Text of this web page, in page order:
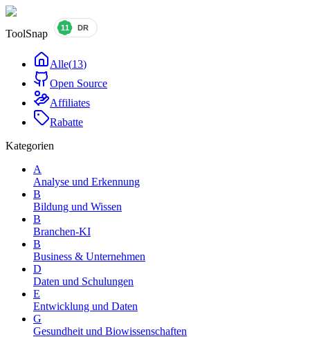
ToolSnap
Alle(13)
Open Source
Affiliates
Rabatte
Kategorien
A
Analyse und Erkennung
B
Bildung und Wissen
B
Branchen-KI
B
Business & Unternehmen
D
Daten und Schulungen
E
Entwicklung und Daten
G
Gesundheit und Biowissenschaften